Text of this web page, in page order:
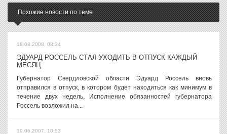
Похожие новости по теме
18.08.2008, 08:34
ЭДУАРД РОССЕЛЬ СТАЛ УХОДИТЬ В ОТПУСК КАЖДЫЙ
МЕСЯЦ
Губернатор Свердловской области Эдуард Россель вновь
отправился в отпуск, в котором будет находиться как минимум в
течение двух недель. Исполнение обязанностей губернатора
Россель возложил на...
19.06.2007, 10:53